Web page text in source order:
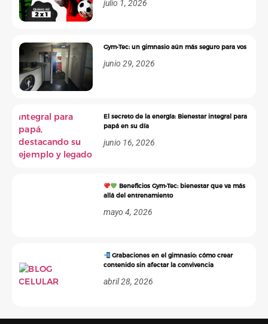
julio 1, 2026
Gym•Tec: un gimnasio aún más seguro para vos
junio 29, 2026
El secreto de la energía: Bienestar integral para
papá en su día
junio 16, 2026
Beneficios Gym•Tec: bienestar que va más
allá del entrenamiento
mayo 4, 2026
Grabaciones en el gimnasio: cómo crear
contenido sin afectar la convivencia
abril 28, 2026